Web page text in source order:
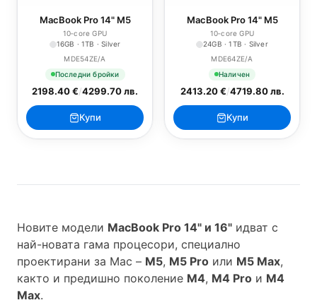
MacBook Pro 14" M5
10‑core GPU
16GB · 1TB · Silver
MDE54ZE/A
Последни бройки
2198.40 €/4299.70 лв.
Купи
MacBook Pro 14" M5
10‑core GPU
24GB · 1TB · Silver
MDE64ZE/A
Наличен
2413.20 €/4719.80 лв.
Купи
Новите модели MacBook Pro 14" и 16" идват с
най-новата гама процесори, специално
проектирани за Mac – M5, M5 Pro или M5 Max,
както и предишно поколение M4, M4 Pro и M4
Max.